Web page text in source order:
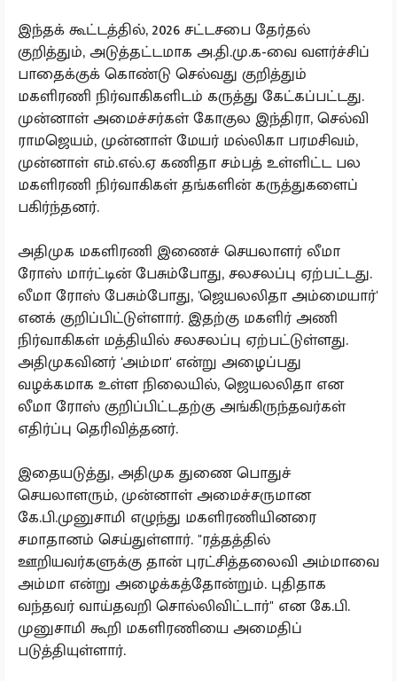
இந்தக் கூட்டத்தில், 2026 சட்டசபை தேர்தல்
குறித்தும், அடுத்தட்டமாக அ.தி.மு.க-வை வளர்ச்சிப்
பாதைக்குக் கொண்டு செல்வது குறித்தும்
மகளிரணி நிர்வாகிகளிடம் கருத்து கேட்கப்பட்டது.
முன்னாள் அமைச்சர்கள் கோகுல இந்திரா, செல்வி
ராமஜெயம், முன்னாள் மேயர் மல்லிகா பரமசிவம்,
முன்னாள் எம்.எல்.ஏ கணிதா சம்பத் உள்ளிட்ட பல
மகளிரணி நிர்வாகிகள் தங்களின் கருத்துகளைப்
பகிர்ந்தனர்.
அதிமுக மகளிரணி இணைச் செயலாளர் லீமா
ரோஸ் மார்ட்டின் பேசும்போது, சலசலப்பு ஏற்பட்டது.
லீமா ரோஸ் பேசும்போது, 'ஜெயலலிதா அம்மையார்'
எனக் குறிப்பிட்டுள்ளார். இதற்கு மகளிர் அணி
நிர்வாகிகள் மத்தியில் சலசலப்பு ஏற்பட்டுள்ளது.
அதிமுகவினர் 'அம்மா' என்று அழைப்பது
வழக்கமாக உள்ள நிலையில், ஜெயலலிதா என
லீமா ரோஸ் குறிப்பிட்டதற்கு அங்கிருந்தவர்கள்
எதிர்ப்பு தெரிவித்தனர்.
இதையடுத்து, அதிமுக துணை பொதுச்
செயலாளரும், முன்னாள் அமைச்சருமான
கே.பி.முனுசாமி எழுந்து மகளிரணியினரை
சமாதானம் செய்துள்ளார். "ரத்தத்தில்
ஊறியவர்களுக்கு தான் புரட்சித்தலைவி அம்மாவை
அம்மா என்று அழைக்கத்தோன்றும். புதிதாக
வந்தவர் வாய்தவறி சொல்லிவிட்டார்" என கே.பி.
முனுசாமி கூறி மகளிரணியை அமைதிப்
படுத்தியுள்ளார்.